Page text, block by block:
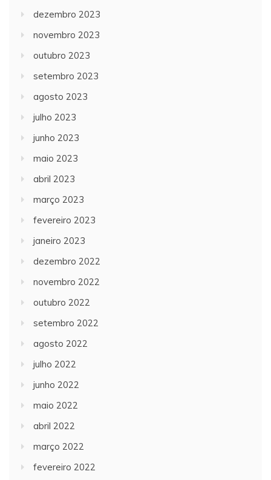
dezembro 2023
novembro 2023
outubro 2023
setembro 2023
agosto 2023
julho 2023
junho 2023
maio 2023
abril 2023
março 2023
fevereiro 2023
janeiro 2023
dezembro 2022
novembro 2022
outubro 2022
setembro 2022
agosto 2022
julho 2022
junho 2022
maio 2022
abril 2022
março 2022
fevereiro 2022